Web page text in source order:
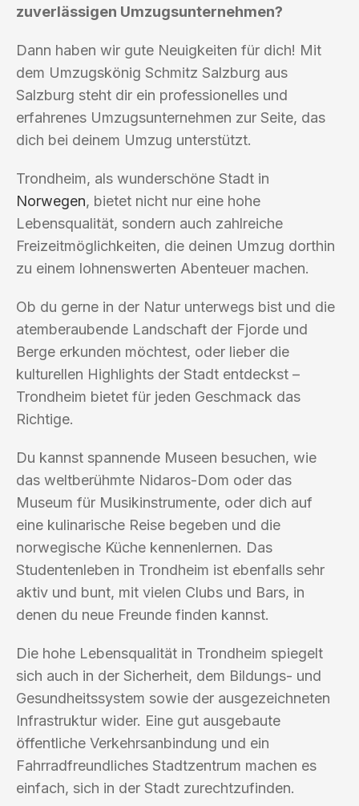
zuverlässigen Umzugsunternehmen?
Dann haben wir gute Neuigkeiten für dich! Mit
dem Umzugskönig Schmitz Salzburg aus
Salzburg steht dir ein professionelles und
erfahrenes Umzugsunternehmen zur Seite, das
dich bei deinem Umzug unterstützt.
Trondheim, als wunderschöne Stadt in
Norwegen, bietet nicht nur eine hohe
Lebensqualität, sondern auch zahlreiche
Freizeitmöglichkeiten, die deinen Umzug dorthin
zu einem lohnenswerten Abenteuer machen.
Ob du gerne in der Natur unterwegs bist und die
atemberaubende Landschaft der Fjorde und
Berge erkunden möchtest, oder lieber die
kulturellen Highlights der Stadt entdeckst –
Trondheim bietet für jeden Geschmack das
Richtige.
Du kannst spannende Museen besuchen, wie
das weltberühmte Nidaros-Dom oder das
Museum für Musikinstrumente, oder dich auf
eine kulinarische Reise begeben und die
norwegische Küche kennenlernen. Das
Studentenleben in Trondheim ist ebenfalls sehr
aktiv und bunt, mit vielen Clubs und Bars, in
denen du neue Freunde finden kannst.
Die hohe Lebensqualität in Trondheim spiegelt
sich auch in der Sicherheit, dem Bildungs- und
Gesundheitssystem sowie der ausgezeichneten
Infrastruktur wider. Eine gut ausgebaute
öffentliche Verkehrsanbindung und ein
Fahrradfreundliches Stadtzentrum machen es
einfach, sich in der Stadt zurechtzufinden.